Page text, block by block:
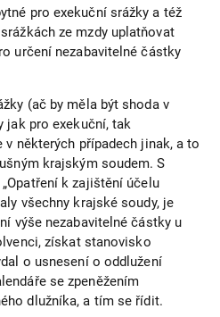
pro exekuční srážky a též
ze mzdy uplatňovat
určení nezabavitelné částky
(ač by měla být shoda v
jak pro exekuční, tak
některých případech jinak, a to
krajským soudem. S
k zajištění účelu
všechny krajské soudy, je
výše nezabavitelné částky u
získat stanovisko
o usnesení o oddlužení
se zpeněžením
dlužníka, a tím se řídit.